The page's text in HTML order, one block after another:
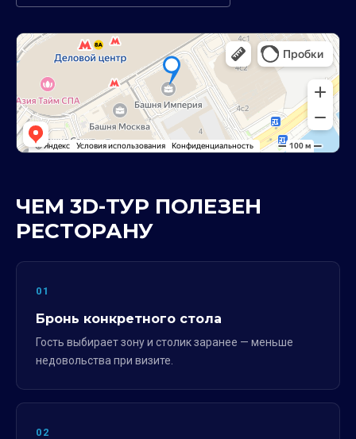
ЧЕМ 3D-ТУР ПОЛЕЗЕН
РЕСТОРАНУ
01
Бронь конкретного стола
Гость выбирает зону и столик заранее — меньше
недовольства при визите.
02